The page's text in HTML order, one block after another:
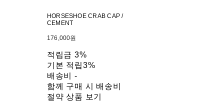
HORSESHOE CRAB CAP /
CEMENT
176,000원
적립금 3%
기본 적립3%
배송비 -
함께 구매 시 배송비
절약 상품 보기